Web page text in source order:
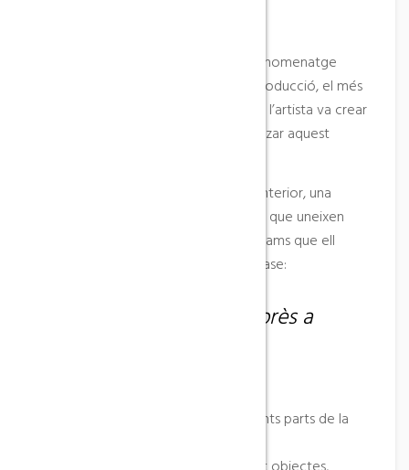
El Centre Picasso d’Horta vol ser un homenatge
permanent a Picasso i aplega la reproducció, el més
fidel possible de totes les obres que l’artista va crear
a Horta i amb les quals va immortalitzar aquest
El visitant i l’estudiós trobarà al seu interior, una
mostra fefaent dels lligams profunds que uneixen
aquesta terra amb el gran artista, lligams que ell
mateix va sintetitzar en la cèlebre frase:
Tot el que sé ho he après a
Cada planta de l’edifici conté diferents parts de la